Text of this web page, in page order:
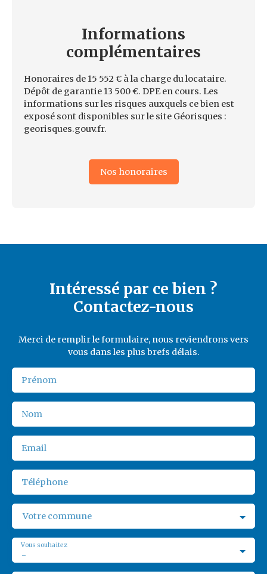
Informations
complémentaires
Honoraires de 15 552 € à la charge du locataire.
Dépôt de garantie 13 500 €. DPE en cours. Les
informations sur les risques auxquels ce bien est
exposé sont disponibles sur le site Géorisques :
georisques.gouv.fr.
Nos honoraires
Intéressé par ce bien ?
Contactez-nous
Merci de remplir le formulaire, nous reviendrons vers
vous dans les plus brefs délais.
Prénom
Nom
Email
Téléphone
Votre commune
-
Vous souhaitez